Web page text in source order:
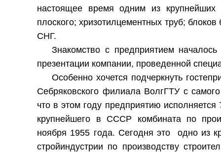
настоящее время одним из
плоского; хризотилцементных труб;
СНГ.
Знакомство с предприятием
презентации компании, проведенной
Особенно хочется подчеркнуть
Себряковского филиала ВолгГТУ с
что в этом году предприятию
крупнейшего в СССР комбината по
ноября 1955 года. Сегодня это одно из
стройиндустрии по производству